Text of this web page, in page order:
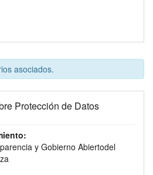
asociados.
Protección de Datos
:
y Gobierno Abiertodel